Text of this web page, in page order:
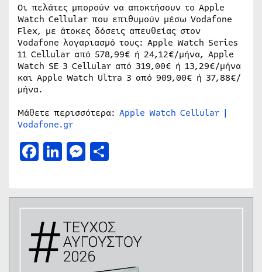
Οι πελάτες μπορούν να αποκτήσουν το Apple
Watch Cellular που επιθυμούν μέσω Vodafone
Flex, με άτοκες δόσεις απευθείας στον
Vodafone λογαριασμό τους: Apple Watch Series
11 Cellular από 578,99€ ή 24,12€/μήνα, Apple
Watch SE 3 Cellular από 319,00€ ή 13,29€/μήνα
και Apple Watch Ultra 3 από 909,00€ ή 37,88€/
μήνα.
Μάθετε περισσότερα: Apple Watch Cellular |
Vodafone.gr
Facebook
LinkedIn
Messenger